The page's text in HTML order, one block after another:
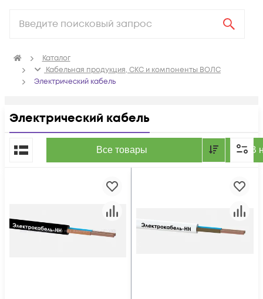
Каталог
Кабельная продукция, СКС и компоненты ВОЛС
Электрический кабель
Электрический кабель
Все товары В
По популярности